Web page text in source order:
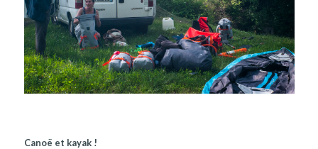
Canoë et kayak !